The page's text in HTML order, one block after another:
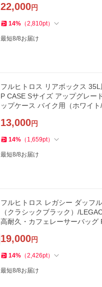
22,000円
14% （2,810pt）
最短8/8お届け
フルヒトロス リアボックス
P CASE Sサイズ アップグレー
ップケース バイク用（ホワイ
13,000円
14% （ 1,659pt）
最短8/8お届け
フルヒトロス レガシー ダッフ
（クラシックブラック）/
高耐久・カフェレーサーバッグ
19,000円
14% （2,426pt）
最短8/8お届け